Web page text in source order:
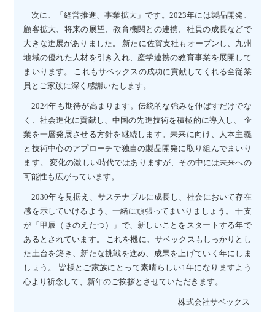
次に、「経営推進、事業拡大」です。2023年には製品開発、
顧客拡大、将来の展望、教育機関との連携、社員の成長などで
大きな進展がありました。 新たに佐賀支社もオープンし、九州
地域の優れた人材を引き入れ、産学連携の教育事業を展開して
まいります。 これもサベックスの成功に貢献してくれる全従業
員とご家族に深く感謝いたします。
2024年も期待が高まります。伝統的な強みを伸ばすだけでな
く、社会進化に貢献し、中国の先進技術を積極的に導入し、 企
業を一層発展させる方針を継続します。未来に向け、人本主義
と技術中心のアプローチで独自の製品開発に取り組んでまいり
ます。 変化の激しい時代ではありますが、その中には未来への
可能性も広がっています。
2030年を見据え、サステナブルに成長し、社会において存在
感を示していけるよう、一緒に頑張ってまいりましょう。 干支
が「甲辰（きのえたつ）」で、新しいことをスタートする年で
あるとされています。 これを機に、サベックスもしっかりとし
た土台を築き、新たな挑戦を進め、成果を上げていく年にしま
しょう。 皆様とご家族にとって素晴らしい1年になりますよう
心より祈念して、新年のご挨拶とさせていただきます。
株式会社サベックス